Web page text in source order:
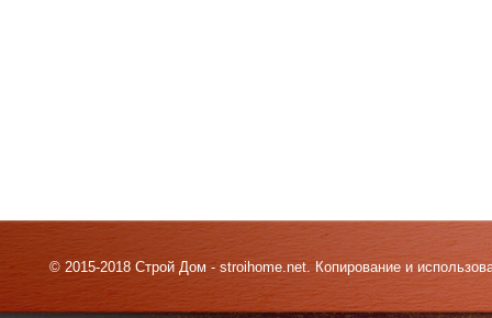
© 2015-2018 Строй Дом - stroihome.net. Копирование и